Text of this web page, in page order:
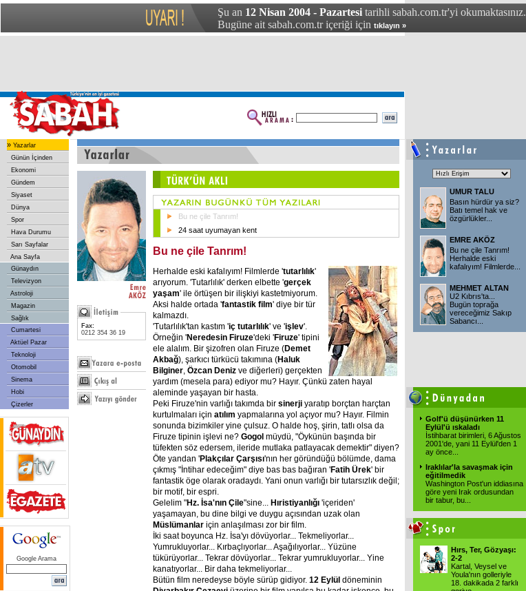
Şu an 12 Nisan 2004 - Pazartesi tarihli sabah.com.tr'yi okumaktasınız.
Bugüne ait sabah.com.tr içeriği için tıklayın »
» Yazarlar
Günün İçinden
Ekonomi
Gündem
Siyaset
Dünya
Spor
Hava Durumu
Sarı Sayfalar
Ana Sayfa
Günaydın
Televizyon
Astroloji
Magazin
Sağlık
Cumartesi
Aktüel Pazar
Teknoloji
Otomobil
Sinema
Hobi
Çizerler
Google Arama
Fax:
0212 354 36 19
Bu ne çile Tanrım!
24 saat uyumayan kent
Bu ne çile Tanrım!
Herhalde eski kafalıyım! Filmlerde 'tutarlılık'
arıyorum. 'Tutarlılık' derken elbette 'gerçek
yaşam' ile örtüşen bir ilişkiyi kastetmiyorum.
Aksi halde ortada 'fantastik film' diye bir tür
kalmazdı.
'Tutarlılık'tan kastım 'iç tutarlılık' ve 'işlev'.
Örneğin 'Neredesin Firuze'deki 'Firuze' tipini
ele alalım. Bir şizofren olan Firuze (Demet
Akbağ), şarkıcı türkücü takımına (Haluk
Bilginer Özcan Deniz ve diğerleri) gerçekten
yardım (mesela para) ediyor mu? Hayır. Çünkü zaten hayal
aleminde yaşayan bir hasta.
Peki Firuze'nin varlığı takımda bir sinerji yaratıp borçtan harçtan
kurtulmaları için atılım yapmalarına yol açıyor mu? Hayır. Filmin
sonunda bizimkiler yine çulsuz. O halde hoş, şirin, tatlı olsa da
Firuze tipinin işlevi ne? Gogol müydü, "Öykünün başında bir
tüfekten söz edersem, ileride mutlaka patlayacak demektir" diyen?
Öte yandan 'Plakçılar Çarşısı'nın her göründüğü bölümde, dama
çıkmış "İntihar edeceğim" diye bas bas bağıran 'Fatih Ürek' bir
fantastik öge olarak oradaydı. Yani onun varlığı bir tutarsızlık değil;
bir motif, bir espri.
Gelelim "Hz. İsa'nın Çile"sine... Hıristiyanlığı 'içeriden'
yaşamayan, bu dine bilgi ve duygu açısından uzak olan
Müslümanlar için anlaşılması zor bir film.
İki saat boyunca Hz. İsa'yı dövüyorlar... Tekmeliyorlar...
Yumrukluyorlar... Kırbaçlıyorlar... Aşağılıyorlar... Yüzüne
tükürüyorlar... Tekrar dövüyorlar... Tekrar yumrukluyorlar... Yine
kanatıyorlar... Bir daha tekmeliyorlar...
Bütün film neredeyse böyle sürüp gidiyor. 12 Eylül döneminin
UMUR TALU
Basın hürdür ya siz?
Batı temel hak ve
özgürlükler...
EMRE AKÖZ
Bu ne çile Tanrım!
Herhalde eski
kafalıyım! Filmlerde
MEHMET ALTAN
U2 Kıbrıs'ta...
Bugün toprağa
vereceğimiz Sakıp
Sabancı
Golf'ü düşünürken 11
Eylül'ü ıskaladı
İstihbarat birimleri, 6 Ağustos
2001'de, yani 11 Eylül'den 1
ay önce
Iraklılar'la savaşmak için
eğitilmedik
Washington Post'un iddiasına
göre yeni Irak ordusundan
bir tabur, bu
Hırs, Ter, Gözyaşı:
2-2
Kartal, Veysel ve
Youla'nın golleriyle
18. dakikada 2 farklı